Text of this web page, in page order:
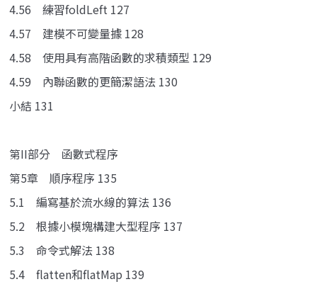
4.56 練習foldLeft 127
4.57 建模不可變量據 128
4.58 使用具有高階函數的求積類型 129
4.59 內聯函數的更簡潔語法 130
小結 131
第II部分 函數式程序
第5章 順序程序 135
5.1 編寫基於流水線的算法 136
5.2 根據小模塊構建大型程序 137
5.3 命令式解法 138
5.4 flatten和flatMap 139